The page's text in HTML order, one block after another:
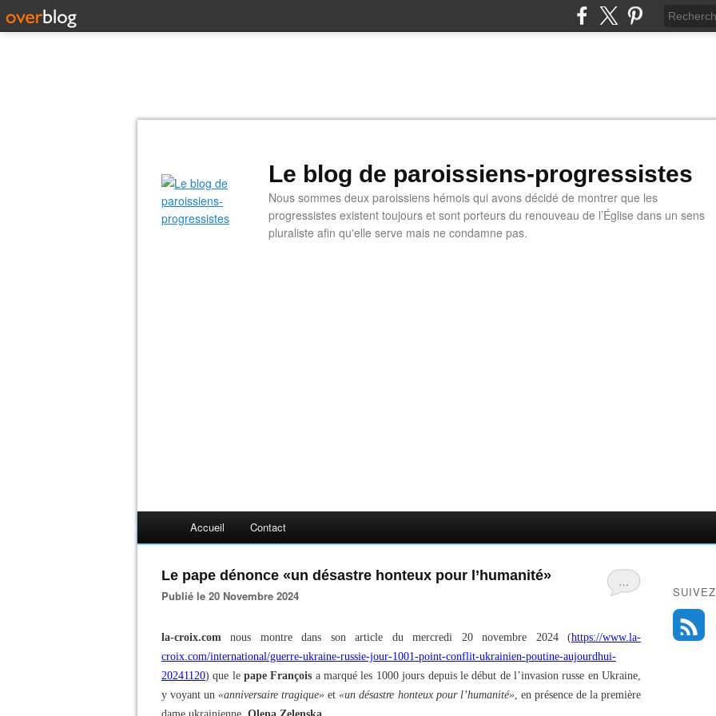
Le blog de paroissiens-progressistes
Nous sommes deux paroissiens hémois qui avons décidé de montrer que les
progressistes existent toujours et sont porteurs du renouveau de l’Église dans un sens
pluraliste afin qu'elle serve mais ne condamne pas.
Accueil Contact
…
Le pape dénonce «un désastre honteux pour l’humanité»
Publié le 20 Novembre 2024
la-croix.com nous montre dans son article du mercredi 20 novembre 2024 (https://www.la-
croix.com/international/guerre-ukraine-russie-jour-1001-point-conflit-ukrainien-poutine-aujourdhui-
20241120) que lepape François a marqué les 1000 jours depuis le début de l’invasion russe en Ukraine,
y voyant un«anniversaire tragique» et«un désastre honteux pour l’humanité», en présence de la première